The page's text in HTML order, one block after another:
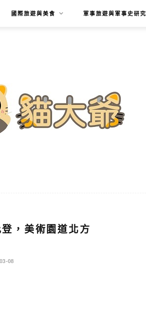
國際旅遊與美食 軍事旅遊與軍事史研究
，美術園道北方
08